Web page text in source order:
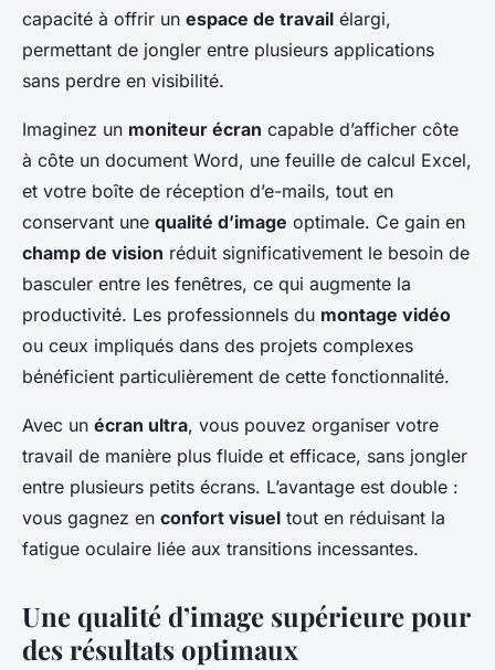
capacité à offrir un espace de travail élargi,
permettant de jongler entre plusieurs applications
sans perdre en visibilité.
Imaginez un moniteur écran capable d’afficher côte
à côte un document Word, une feuille de calcul Excel,
et votre boîte de réception d’e-mails, tout en
conservant une qualité d’image optimale. Ce gain en
champ de vision réduit significativement le besoin de
basculer entre les fenêtres, ce qui augmente la
productivité. Les professionnels du montage vidéo
ou ceux impliqués dans des projets complexes
bénéficient particulièrement de cette fonctionnalité.
Avec un écran ultra, vous pouvez organiser votre
travail de manière plus fluide et efficace, sans jongler
entre plusieurs petits écrans. L’avantage est double :
vous gagnez en confort visuel tout en réduisant la
fatigue oculaire liée aux transitions incessantes.
Une qualité d’image supérieure pour
des résultats optimaux